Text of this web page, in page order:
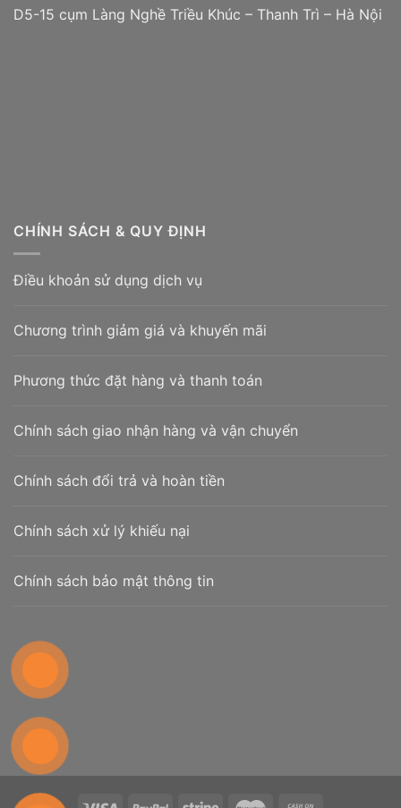
D5-15 cụm Làng Nghề Triều Khúc – Thanh Trì – Hà Nội
CHÍNH SÁCH & QUY ĐỊNH
Điều khoản sử dụng dịch vụ
Chương trình giảm giá và khuyến mãi
Phương thức đặt hàng và thanh toán
Chính sách giao nhận hàng và vận chuyển
Chính sách đổi trả và hoàn tiền
Chính sách xử lý khiếu nại
Chính sách bảo mật thông tin